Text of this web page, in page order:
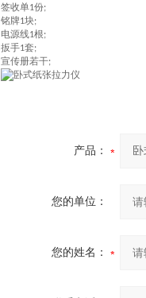
签收单1份;
铭牌1块;
电源线1根;
扳手1套;
宣传册若干;
产品：
您的单位：
您的姓名：